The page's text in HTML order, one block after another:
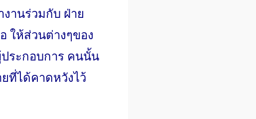
านร่วมกับ ฝ่าย
ให้ส่วนต่างๆของ
ระกอบการ คนนั้น
ที่ได้คาดหวังไว้